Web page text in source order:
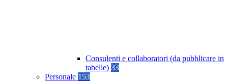
Consulenti e collaboratori (da pubblicare in
tabelle) 33
Personale 153